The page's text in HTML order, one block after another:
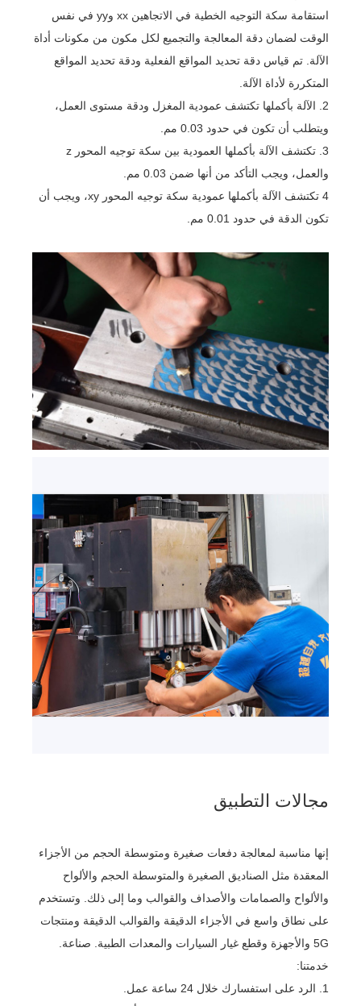
استقامة سكة التوجيه الخطية في الاتجاهين xx وyy في نفس
الوقت لضمان دقة المعالجة والتجميع لكل مكون من مكونات أداة
الآلة. تم قياس دقة تحديد المواقع الفعلية ودقة تحديد المواقع
المتكررة لأداة الآلة.
2. الآلة بأكملها تكتشف عمودية المغزل ودقة مستوى العمل،
ويتطلب أن تكون في حدود 0.03 مم.
3. تكتشف الآلة بأكملها العمودية بين سكة توجيه المحور z
والعمل، ويجب التأكد من أنها ضمن 0.03 مم.
4 تكتشف الآلة بأكملها عمودية سكة توجيه المحور xy، ويجب أن
تكون الدقة في حدود 0.01 مم.
مجالات التطبيق
إنها مناسبة لمعالجة دفعات صغيرة ومتوسطة الحجم من الأجزاء
المعقدة مثل الصناديق الصغيرة والمتوسطة الحجم والألواح
والألواح والصمامات والأصداف والقوالب وما إلى ذلك. وتستخدم
على نطاق واسع في الأجزاء الدقيقة والقوالب الدقيقة ومنتجات
5G والأجهزة وقطع غيار السيارات والمعدات الطبية. صناعة.
خدمتنا:
1. الرد على استفسارك خلال 24 ساعة عمل.